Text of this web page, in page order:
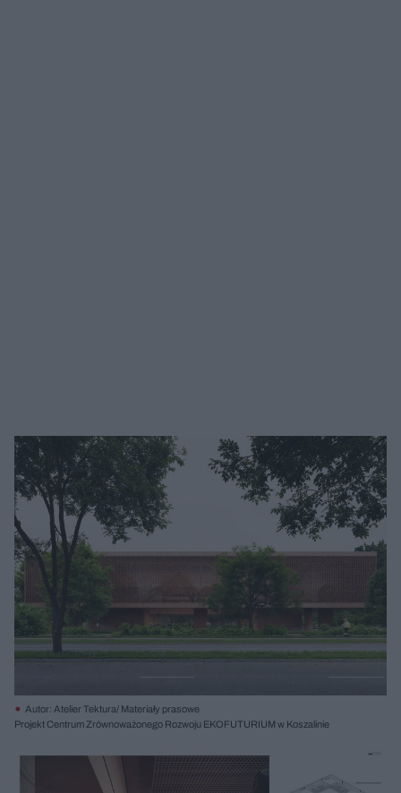
Autor: Atelier Tektura/ Materiały prasowe
Projekt Centrum Zrównoważonego Rozwoju EKOFUTURIUM w Koszalinie